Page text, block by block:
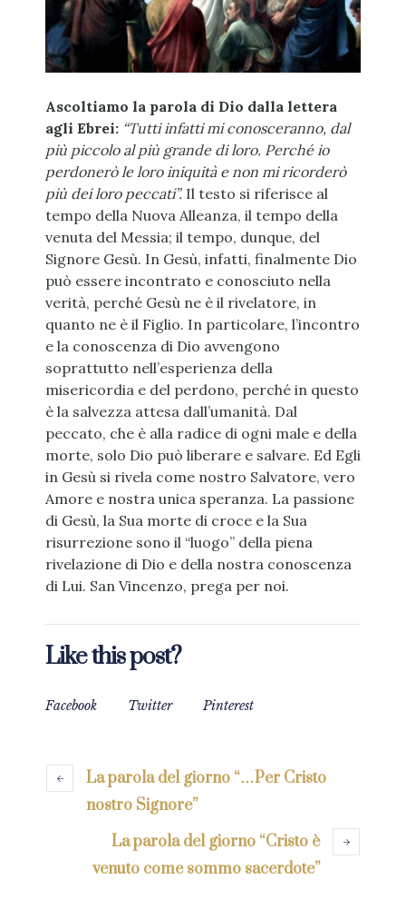
Ascoltiamo la parola di Dio dalla lettera
agli Ebrei: “Tutti infatti mi conosceranno, dal
più piccolo al più grande di loro. Perché io
perdonerò le loro iniquità e non mi ricorderò
più dei loro peccati”. Il testo si riferisce al
tempo della Nuova Alleanza, il tempo della
venuta del Messia; il tempo, dunque, del
Signore Gesù. In Gesù, infatti, finalmente Dio
può essere incontrato e conosciuto nella
verità, perché Gesù ne è il rivelatore, in
quanto ne è il Figlio. In particolare, l’incontro
e la conoscenza di Dio avvengono
soprattutto nell’esperienza della
misericordia e del perdono, perché in questo
è la salvezza attesa dall’umanità. Dal
peccato, che è alla radice di ogni male e della
morte, solo Dio può liberare e salvare. Ed Egli
in Gesù si rivela come nostro Salvatore, vero
Amore e nostra unica speranza. La passione
di Gesù, la Sua morte di croce e la Sua
risurrezione sono il “luogo” della piena
rivelazione di Dio e della nostra conoscenza
di Lui. San Vincenzo, prega per noi.
Like this post?
Facebook Twitter Pinterest
La parola del giorno “…Per Cristo
nostro Signore”
La parola del giorno “Cristo è
venuto come sommo sacerdote”